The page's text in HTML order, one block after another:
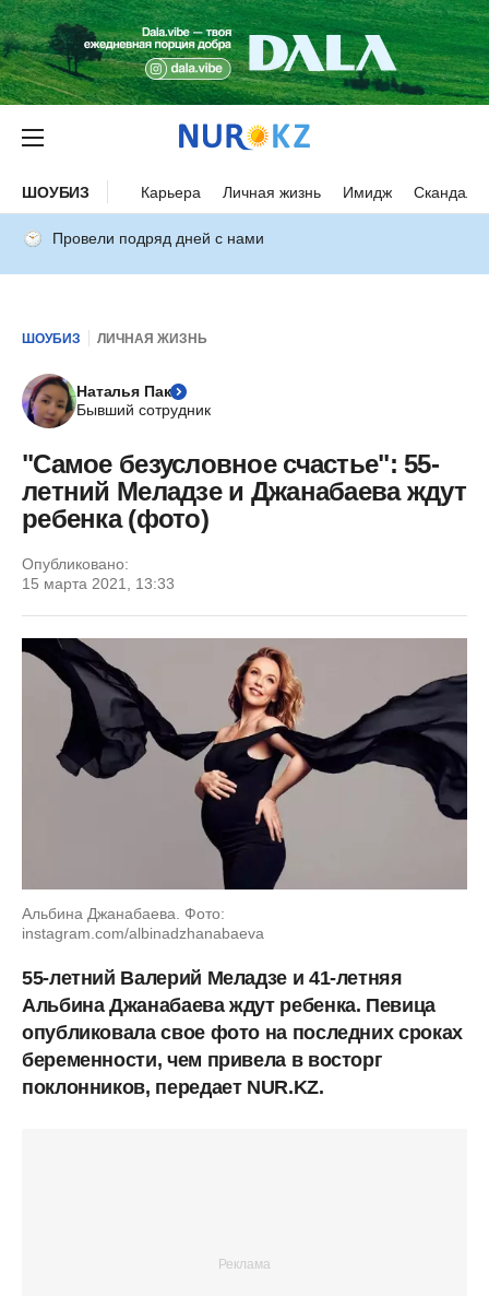
ШОУБИЗ Карьера Личная жизнь Имидж Скандалы
Провели подряд дней с нами
ШОУБИЗ ЛИЧНАЯ ЖИЗНЬ
Наталья Пак
Бывший сотрудник
"Самое безусловное счастье": 55-
летний Меладзе и Джанабаева ждут
ребенка (фото)
Опубликовано:
15 марта 2021, 13:33
Альбина Джанабаева. Фото:
instagram.com/albinadzhanabaeva
55-летний Валерий Меладзе и 41-летняя
Альбина Джанабаева ждут ребенка. Певица
опубликовала свое фото на последних сроках
беременности, чем привела в восторг
поклонников, передает NUR.KZ.